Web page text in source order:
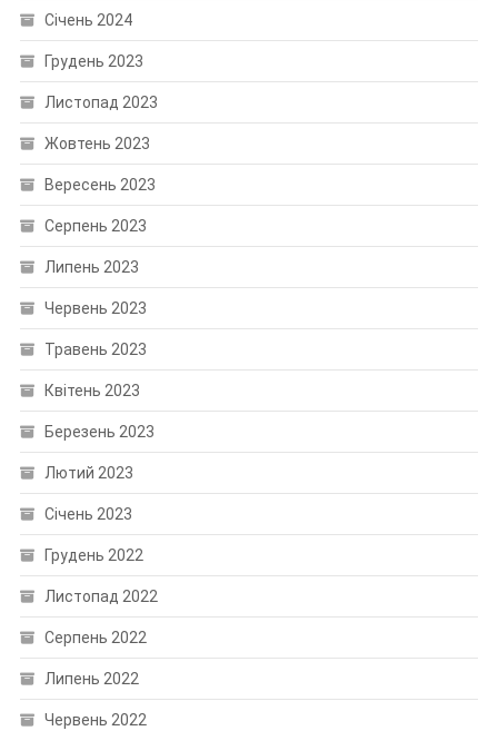
Січень 2024
Грудень 2023
Листопад 2023
Жовтень 2023
Вересень 2023
Серпень 2023
Липень 2023
Червень 2023
Травень 2023
Квітень 2023
Березень 2023
Лютий 2023
Січень 2023
Грудень 2022
Листопад 2022
Серпень 2022
Липень 2022
Червень 2022